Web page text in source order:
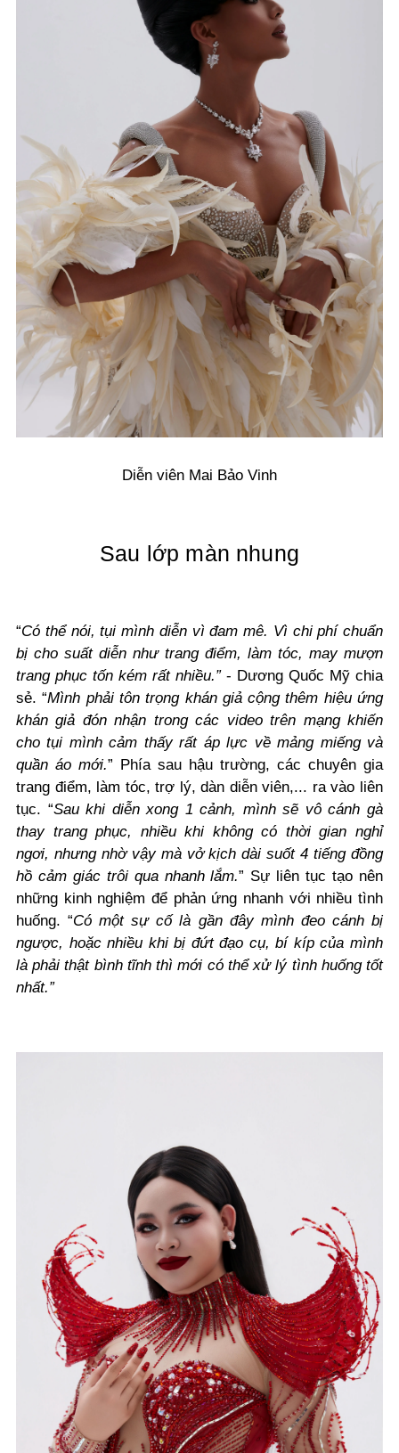
Diễn viên Mai Bảo Vinh
Sau lớp màn nhung
“Có thể nói, tụi mình diễn vì đam mê. Vì chi phí chuẩn
bị cho suất diễn như trang điểm, làm tóc, may mượn
trang phục tốn kém rất nhiều.”- Dương Quốc Mỹ chia
sẻ. “Mình phải tôn trọng khán giả cộng thêm hiệu ứng
khán giả đón nhận trong các video trên mạng khiến
cho tụi mình cảm thấy rất áp lực về mảng miếng và
quần áo mới.” Phía sau hậu trường, các chuyên gia
trang điểm, làm tóc, trợ lý, dàn diễn viên,... ra vào liên
tục. “Sau khi diễn xong 1 cảnh, mình sẽ vô cánh gà
thay trang phục, nhiều khi không có thời gian nghỉ
ngơi, nhưng nhờ vậy mà vở kịch dài suốt 4 tiếng đồng
hồ cảm giác trôi qua nhanh lắm.” Sự liên tục tạo nên
những kinh nghiệm để phản ứng nhanh với nhiều tình
huống. “Có một sự cố là gần đây mình đeo cánh bị
ngược, hoặc nhiều khi bị đứt đạo cụ, bí kíp của mình
là phải thật bình tĩnh thì mới có thể xử lý tình huống tốt
nhất.”